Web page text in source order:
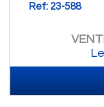
Ref: 23-588